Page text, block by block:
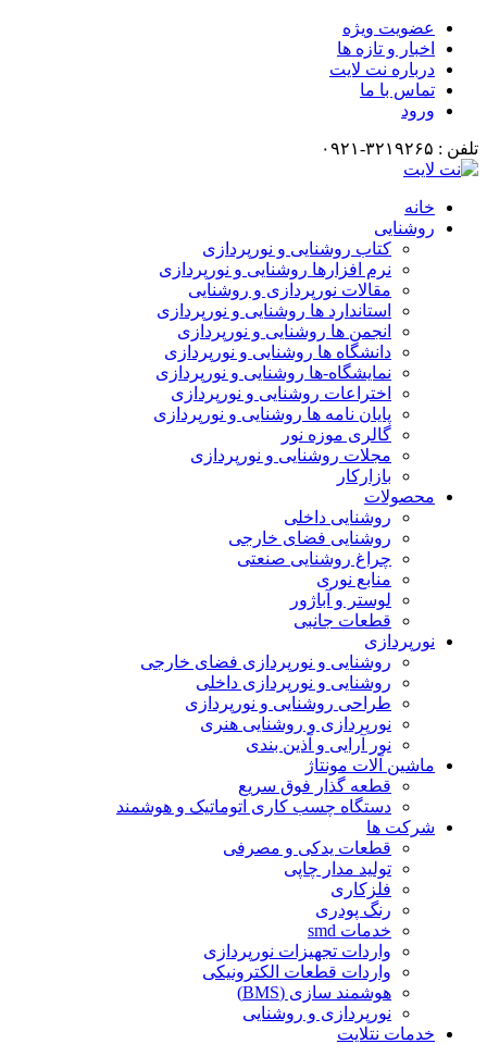
عضویت ویژه
اخبار و تازه ها
درباره نت لایت
تماس با ما
ورود
تلفن : ۳۲۱۹۲۶۵-۰۹۲۱
خانه
روشنایی
کتاب روشنایی و نورپردازی
نرم افزارها روشنایی و نورپردازی
مقالات نورپردازی و روشنایی
استاندارد ها روشنایی و نورپردازی
انجمن ها روشنایی و نورپردازی
دانشگاه ها روشنایی و نورپردازی
نمایشگاه-ها روشنایی و نورپردازی
اختراعات روشنایی و نورپردازی
پایان نامه ها روشنایی و نورپردازی
گالری موزه نور
مجلات روشنایی و نورپردازی
بازارکار
محصولات
روشنایی داخلی
روشنایی فضای خارجی
چراغ روشنایی صنعتی
منابع نوری
لوستر و آباژور
قطعات جانبی
نورپردازی
روشنایی و نورپردازی فضای خارجی
روشنایی و نورپردازی داخلی
طراحی روشنایی و نورپردازی
نورپردازی و روشنایی هنری
نور آرایی و آذین بندی
ماشین آلات مونتاژ
قطعه گذار فوق سریع
دستگاه چسب کاری اتوماتیک و هوشمند
شرکت ها
قطعات یدکی و مصرفی
تولید مدار چاپی
فلزکاری
رنگ پودری
خدمات smd
واردات تجهیزات نورپردازی
واردات قطعات الکترونیکی
هوشمند سازی (BMS)
نورپردازی و روشنایی
خدمات نتلایت